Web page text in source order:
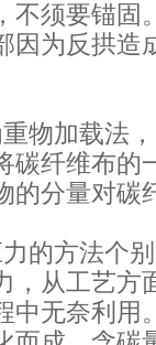
不须要锚固
因为反拱造
物加载法
碳纤维布的
的分量对碳
的方法个
，从工艺方
中无奈利用